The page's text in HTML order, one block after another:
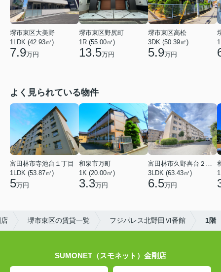
堺市東区大美野
1LDK (42.93㎡)
7.9万円
堺市東区野尻町
1R (55.00㎡)
13.5万円
堺市東区高松
3DK (50.39㎡)
5.9万円
よく見られている物件
富田林市寺池台１丁目
1LDK (53.87㎡)
5万円
和泉市万町
1K (20.00㎡)
3.3万円
富田林市久野喜台２丁目
3LDK (63.43㎡)
6.5万円
堺市東区の賃貸一覧 フジパレス北野田Ⅵ番館 1階
SUMONET（スモネット）金剛店